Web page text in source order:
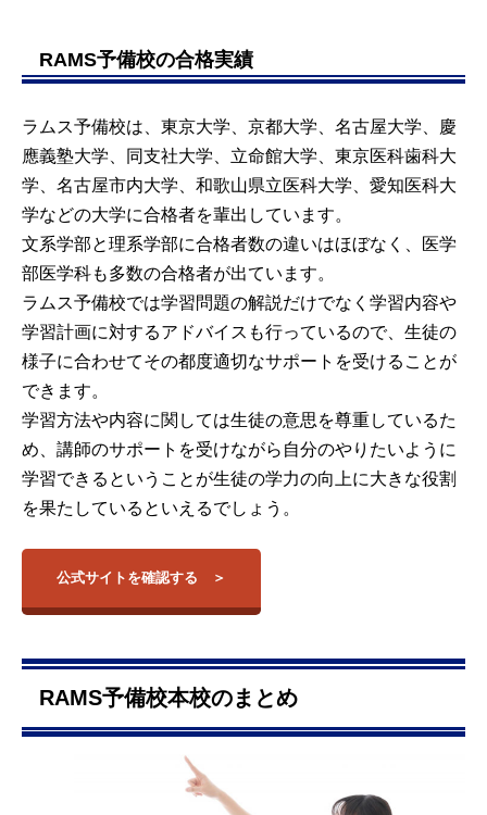
RAMS予備校の合格実績
ラムス予備校は、東京大学、京都大学、名古屋大学、慶
應義塾大学、同支社大学、立命館大学、東京医科歯科大
学、名古屋市内大学、和歌山県立医科大学、愛知医科大
学などの大学に合格者を輩出しています。
文系学部と理系学部に合格者数の違いはほぼなく、医学
部医学科も多数の合格者が出ています。
ラムス予備校では学習問題の解説だけでなく学習内容や
学習計画に対するアドバイスも行っているので、生徒の
様子に合わせてその都度適切なサポートを受けることが
できます。
学習方法や内容に関しては生徒の意思を尊重しているた
め、講師のサポートを受けながら自分のやりたいように
学習できるということが生徒の学力の向上に大きな役割
を果たしているといえるでしょう。
公式サイトを確認する
RAMS予備校本校のまとめ